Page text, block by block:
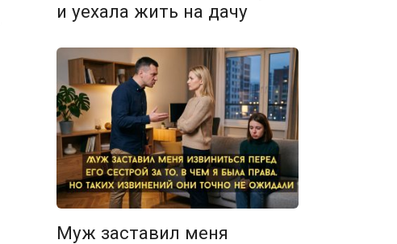
и уехала жить на дачу
Муж заставил меня